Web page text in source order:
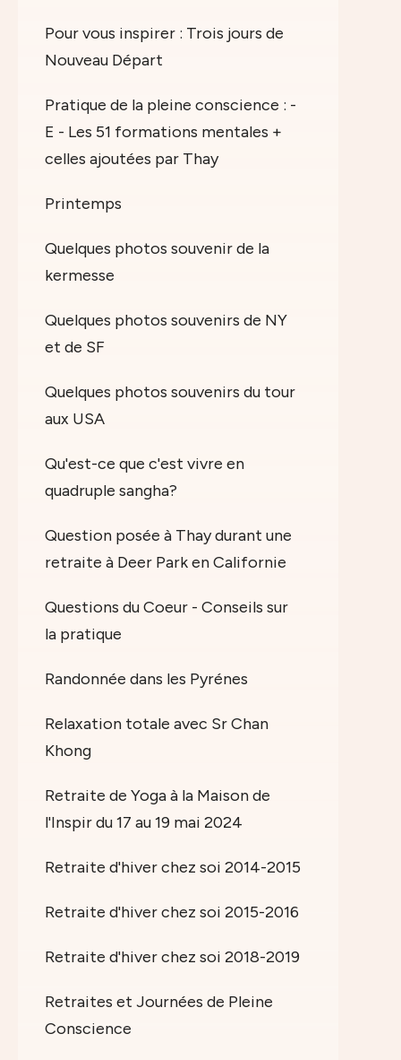
Pour vous inspirer : Trois jours de
Nouveau Départ
Pratique de la pleine conscience : -
E - Les 51 formations mentales +
celles ajoutées par Thay
Printemps
Quelques photos souvenir de la
kermesse
Quelques photos souvenirs de NY
et de SF
Quelques photos souvenirs du tour
aux USA
Qu'est-ce que c'est vivre en
quadruple sangha?
Question posée à Thay durant une
retraite à Deer Park en Californie
Questions du Coeur - Conseils sur
la pratique
Randonnée dans les Pyrénes
Relaxation totale avec Sr Chan
Khong
Retraite de Yoga à la Maison de
l'Inspir du 17 au 19 mai 2024
Retraite d'hiver chez soi 2014-2015
Retraite d'hiver chez soi 2015-2016
Retraite d'hiver chez soi 2018-2019
Retraites et Journées de Pleine
Conscience